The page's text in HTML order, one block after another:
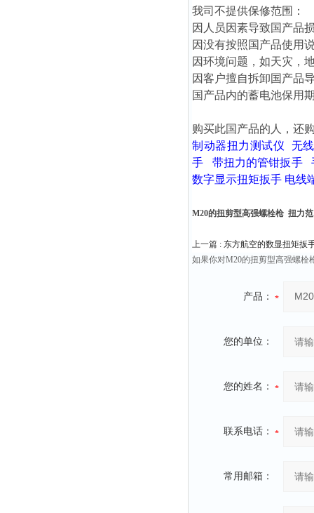
我司不提供保修范围：
因人员因素导致国产品
因没有按照国产品使用
因环境问题，如天灾，
因客户擅自拆卸国产品
国产品内的蓄电池保用
购买此国产品的人，还
制动器扭力测试仪
无
手
带扭力的管钳扳手
数字显示扭矩扳手 电线
M20的扭剪型高强螺栓枪 扭力范
上一篇 : 东方航空的数显扭矩扳
如果你对M20的扭剪型高强螺栓
产品：
您的单位：
您的姓名：
联系电话：
常用邮箱：